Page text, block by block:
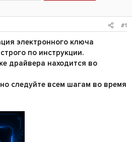
#1
электронного ключа
по инструкции.
драйвера находится во
следуйте всем шагам во время